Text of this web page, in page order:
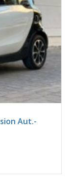
Aut.-